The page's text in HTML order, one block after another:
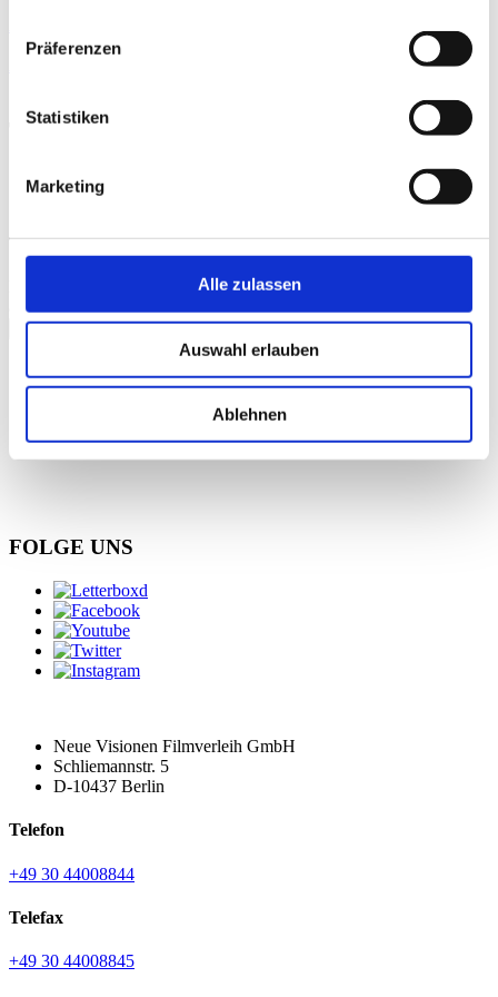
Präferenzen
Statistiken
Marketing
Alle zulassen
Auswahl erlauben
Ablehnen
Trailer
Trailer "Das grüne Gold"
akzeptieren Sie Präferenz-Cookies, um dieses Video
anzusehen.
schließen
Galerie
FOLGE UNS
Neue Visionen Filmverleih GmbH
Schliemannstr. 5
D-10437 Berlin
Telefon
+49 30 44008844
Telefax
+49 30 44008845